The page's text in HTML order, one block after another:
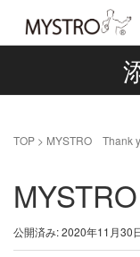
TOP > MYSTRO Thank
公開済み: 2020年11月30